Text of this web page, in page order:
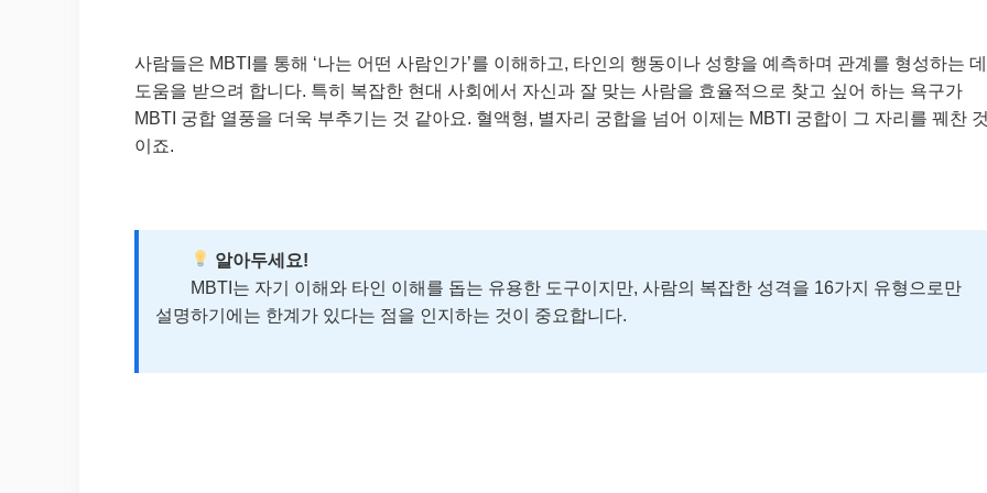
사람들은 MBTI를 통해 ‘나는 어떤 사람인가’를 이해하고, 타인의 행동이나 성향을 예측하며 관계를 형성하는 데
도움을 받으려 합니다. 특히 복잡한 현대 사회에서 자신과 잘 맞는 사람을 효율적으로 찾고 싶어 하는 욕구가
MBTI 궁합 열풍을 더욱 부추기는 것 같아요. 혈액형, 별자리 궁합을 넘어 이제는 MBTI 궁합이 그 자리를 꿰찬
이죠.
알아두세요!
MBTI는 자기 이해와 타인 이해를 돕는 유용한 도구이지만, 사람의 복잡한 성격을 16가지 유형으로만
설명하기에는 한계가 있다는 점을 인지하는 것이 중요합니다.